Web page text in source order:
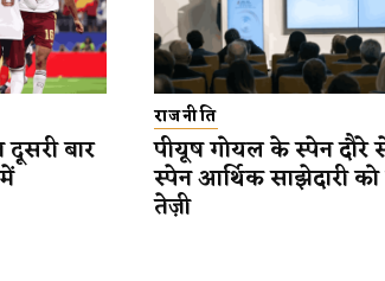
बार
राजनीति
पीयूष गोयल के स्पेन दौरे
स्पेन आर्थिक साझेदारी
तेज़ी